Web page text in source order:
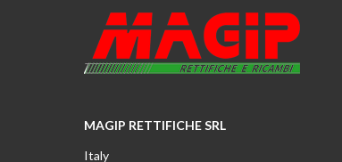
MAGIP RETTIFICHE SRL
Italy